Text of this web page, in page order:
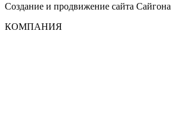
Создание и продвижение сайта Сайгона
КОМПАНИЯ